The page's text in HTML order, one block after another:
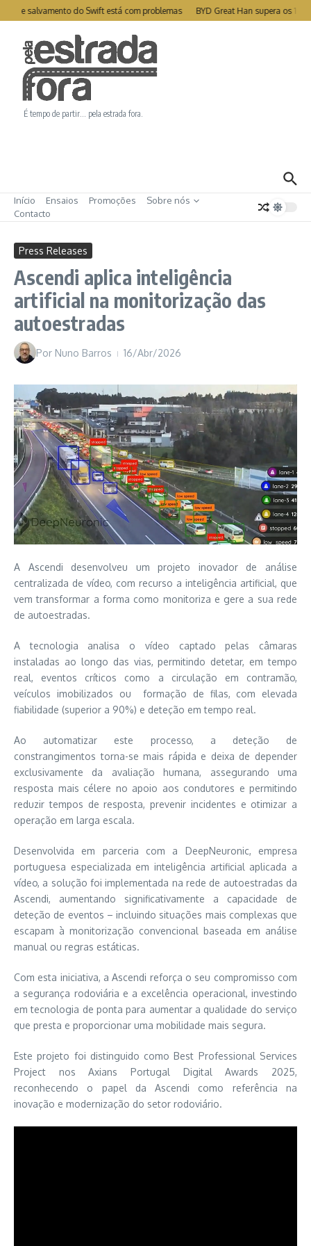
Ir para o conteúdo
de salvamento do Swift está com problemas BYD Great Han supera os
É tempo de partir… pela estrada fora.
Início Ensaios Promoções
Sobre nós
Contacto
Press Releases
Ascendi aplica inteligência
artificial na monitorização das
autoestradas
Por Nuno Barros 16/Abr/2026
A Ascendi desenvolveu um projeto inovador de análise
centralizada de vídeo, com recurso a inteligência artificial, que
vem transformar a forma como monitoriza e gere a sua rede
de autoestradas.
A tecnologia analisa o vídeo captado pelas câmaras
instaladas ao longo das vias, permitindo detetar, em tempo
real, eventos críticos como a circulação em contramão,
veículos imobilizados ou formação de filas, com elevada
fiabilidade (superior a 90%) e deteção em tempo real.
Ao automatizar este processo, a deteção de
constrangimentos torna-se mais rápida e deixa de depender
exclusivamente da avaliação humana, assegurando uma
resposta mais célere no apoio aos condutores e permitindo
reduzir tempos de resposta, prevenir incidentes e otimizar a
operação em larga escala.
Desenvolvida em parceria com a DeepNeuronic, empresa
portuguesa especializada em inteligência artificial aplicada a
vídeo, a solução foi implementada na rede de autoestradas da
Ascendi, aumentando significativamente a capacidade de
deteção de eventos – incluindo situações mais complexas que
escapam à monitorização convencional baseada em análise
manual ou regras estáticas.
Com esta iniciativa, a Ascendi reforça o seu compromisso com
a segurança rodoviária e a excelência operacional, investindo
em tecnologia de ponta para aumentar a qualidade do serviço
que presta e proporcionar uma mobilidade mais segura.
Este projeto foi distinguido como Best Professional Services
Project nos Axians Portugal Digital Awards 2025,
reconhecendo o papel da Ascendi como referência na
inovação e modernização do setor rodoviário.